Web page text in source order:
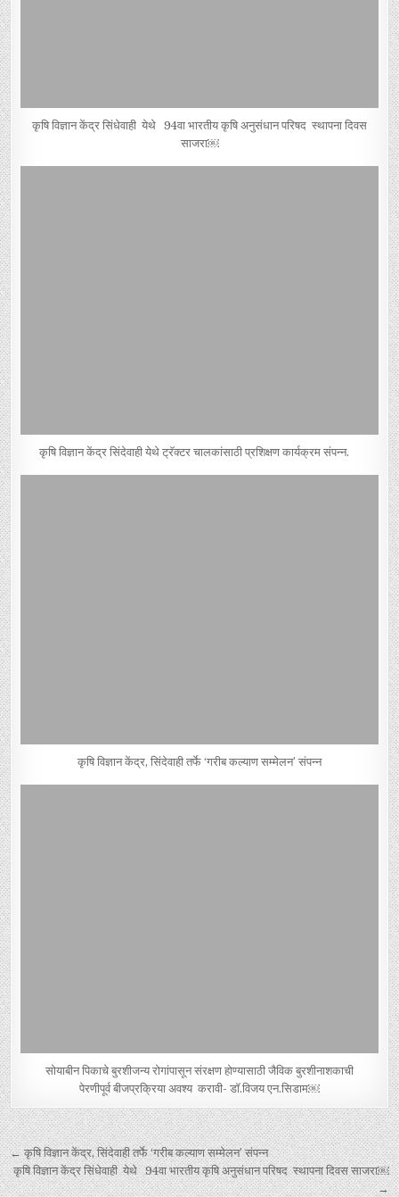
कृषि विज्ञान केंद्र सिंधेवाही येथे 94वा भारतीय कृषि अनुसंधान परिषद स्थापना दिवस
साजरा￼
कृषि विज्ञान केंद्र सिंदेवाही येथे ट्रॅक्टर चालकांसाठी प्रशिक्षण कार्यक्रम संपन्न.
कृषि विज्ञान केंद्र, सिंदेवाही तर्फे ‘गरीब कल्याण सम्मेलन’ संपन्न
सोयाबीन पिकाचे बुरशीजन्य रोगांपासून संरक्षण होण्यासाठी जैविक बुरशीनाशकाची
पेरणीपूर्व बीजप्रक्रिया अवश्य करावी- डॉ.विजय एन.सिडाम￼
Post navigation
← कृषि विज्ञान केंद्र, सिंदेवाही तर्फे ‘गरीब कल्याण सम्मेलन’ संपन्न
कृषि विज्ञान केंद्र सिंधेवाही येथे 94वा भारतीय कृषि अनुसंधान परिषद स्थापना दिवस साजरा￼
→